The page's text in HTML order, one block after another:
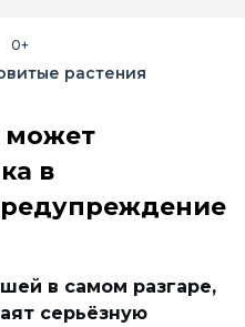
0+
растения
может
в
в самом разгаре,
серьёзную